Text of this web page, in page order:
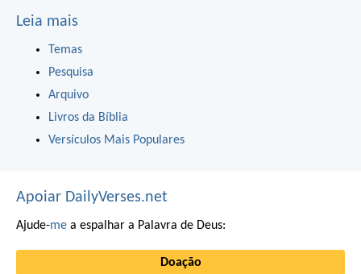
Leia mais
Temas
Pesquisa
Arquivo
Livros da Bíblia
Versículos Mais Populares
Apoiar DailyVerses.net
Ajude-me a espalhar a Palavra de Deus:
Doação